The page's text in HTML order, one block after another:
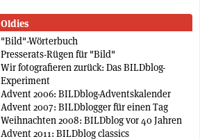
Oldies
"Bild"-Wörterbuch
Presserats-Rügen für "Bild"
Wir fotografieren zurück: Das BILDblog-
Experiment
Advent 2006: BILDblog-Adventskalender
Advent 2007: BILDblogger für einen Tag
Weihnachten 2008: BILDblog vor 40 Jahren
Advent 2011: BILDblog classics